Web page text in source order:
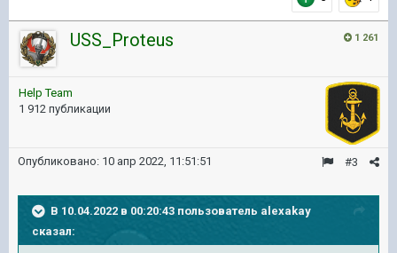
1 261
USS_Proteus
Help Team
1 912 публикации
#3
Опубликовано: 10 апр 2022, 11:51:51
В 10.04.2022 в 00:20:43 пользователь alexakay
сказал: